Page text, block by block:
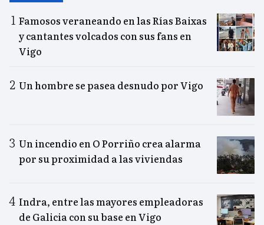
Famosos veraneando en las Rías Baixas
y cantantes volcados con sus fans en
Vigo
Un hombre se pasea desnudo por Vigo
Un incendio en O Porriño crea alarma
por su proximidad a las viviendas
Indra, entre las mayores empleadoras
de Galicia con su base en Vigo